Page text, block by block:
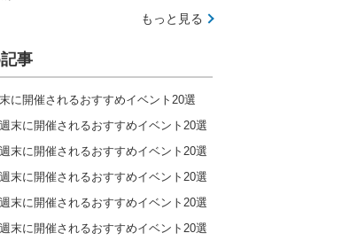
もっと見る
事
に開催されるおすすめイベント20選
末に開催されるおすすめイベント20選
末に開催されるおすすめイベント20選
末に開催されるおすすめイベント20選
末に開催されるおすすめイベント20選
末に開催されるおすすめイベント20選